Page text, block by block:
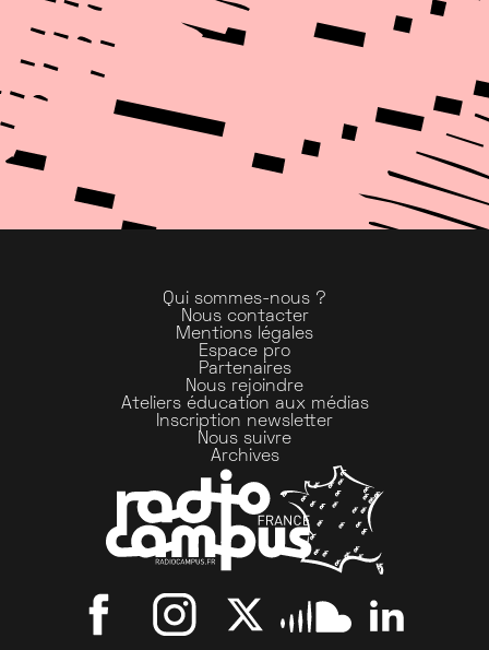
Qui sommes-nous ?
Nous contacter
Mentions légales
Espace pro
Partenaires
Nous rejoindre
Ateliers éducation aux médias
Inscription newsletter
Nous suivre
Archives